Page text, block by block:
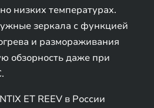
низких температурах.
зеркала с функцией
и размораживания
обзорность даже при
ET REEV в России